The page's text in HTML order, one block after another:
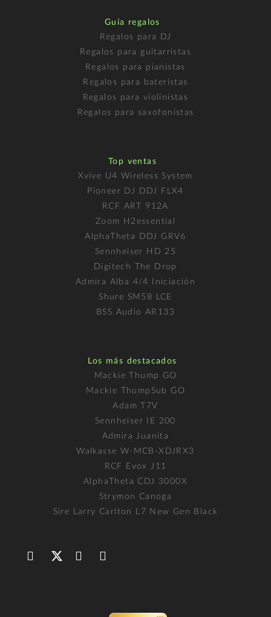
Guía regalos
Regalos para DJ
Regalos para guitarristas
Regalos para pianistas
Regalos para bateristas
Regalos para violinistas
Regalos para saxofonistas
Top ventas
Xvive U4 Wireless System
Pioneer DJ DDJ FLX4
RCF ART 912A
Zoom H2essential
AlphaTheta DDJ GRV6
Sennheiser HD 25
Digitech The Drop
Admira Alba 4/4 Iniciación
Shure SM58 LCE
BSS Audio AR133
Los más destacados
Mackie Thump GO
Mackie ThumpSub GO
Adam T7V
Sennheiser IE 200
Admira Juanita
Walkasse W-MCB-XDJRX3
RCF Evox J11
AlphaTheta CDJ 3000X
Strymon Canoga
Sire Larry Carlton L7 New Gen Black